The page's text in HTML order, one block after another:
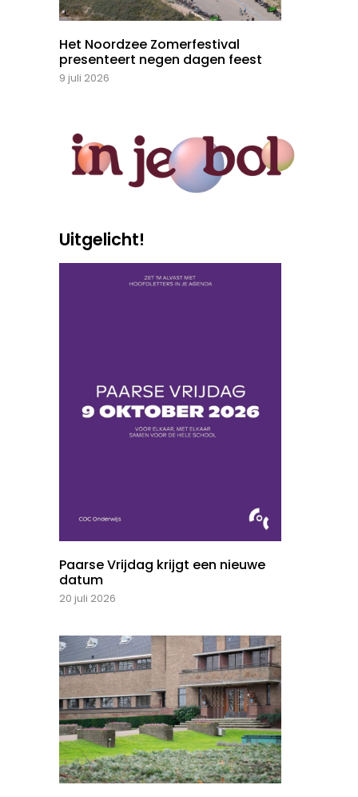
Het Noordzee Zomerfestival
presenteert negen dagen feest
9 juli 2026
Uitgelicht!
Paarse Vrijdag krijgt een nieuwe
datum
20 juli 2026